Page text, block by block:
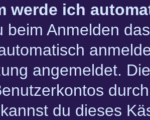
werde ich
beim Anmelden
angemeldet.
du dieses